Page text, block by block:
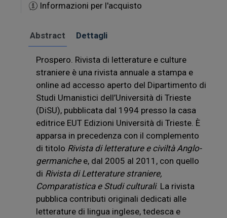
Informazioni per l'acquisto
Abstract Dettagli
Prospero. Rivista di letterature e culture
straniere è una rivista annuale a stampa e
online ad accesso aperto del Dipartimento di
Studi Umanistici dell’Università di Trieste
(DiSU), pubblicata dal 1994 presso la casa
editrice EUT Edizioni Università di Trieste. È
apparsa in precedenza con il complemento
di titolo Rivista di letterature e civiltà Anglo-
germanichee, dal 2005 al 2011, con quello
di Rivista di Letterature straniere,
Comparatistica e Studi culturali. La rivista
pubblica contributi originali dedicati alle
letterature di lingua inglese, tedesca e